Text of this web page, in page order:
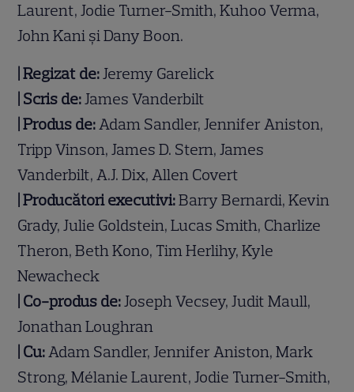
Laurent, Jodie Turner-Smith, Kuhoo Verma,
John Kani și Dany Boon.
| Regizat de:Jeremy Garelick
| Scris de:James Vanderbilt
| Produs de:Adam Sandler, Jennifer Aniston,
Tripp Vinson, James D. Stern, James
Vanderbilt, A.J. Dix, Allen Covert
| Producători executivi:Barry Bernardi, Kevin
Grady, Julie Goldstein, Lucas Smith, Charlize
Theron, Beth Kono, Tim Herlihy, Kyle
Newacheck
| Co-produs de:Joseph Vecsey, Judit Maull,
Jonathan Loughran
| Cu:Adam Sandler, Jennifer Aniston, Mark
Strong, Mélanie Laurent, Jodie Turner-Smith,